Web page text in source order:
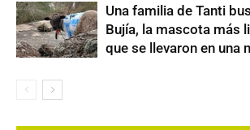
Una familia de Tanti
Bujía, la mascota más
que se llevaron en una